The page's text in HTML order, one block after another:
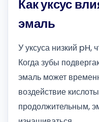
Как уксус
эмаль
У уксуса низкий pH,
Когда зубы
эмаль может
воздействие
продолжительным,